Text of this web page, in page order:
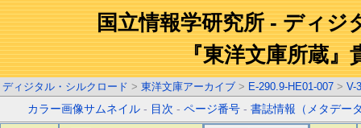
国立情報学研究所 - ディジ
『東洋文庫所蔵』
ディジタル・シルクロード > 東洋文庫アーカイブ > E-290.9-HE01-007 > V-3
カラー画像サムネイル - 目次 -ページ番号 -書誌情報（メタデー